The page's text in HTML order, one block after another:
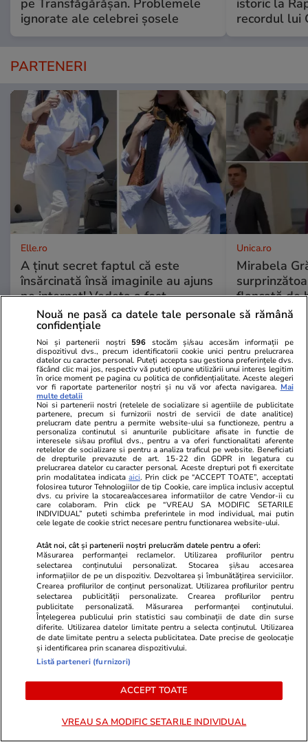
pe Transfăgărășan. Problemele
ignorate ale celebrei șosele
istoric la
recordul lui
PARTENERI
Elle.ro
A ținut secret faptul că este
însărcinată însă imaginile au ajuns
pe internet! Vedeta a fost
surprinsă pe stradă, iar burtica de
gravidă dovedește că va deveni în
curând mamă
Unica.ro
Mirabela
flancată de
aflat
MONDEN
Stiri Mondene 17:00
Schimb de replici acide între
Cătălin Botezatu și Eli Lăslean.
Designerul, acuzat că i-a folosit
brandul creatoarei de modă.
„Este atât de ipocrită”
Stiri Mondene 15:43
Gabriela Oțil a ajuns de urgență
la spital. Ce a pățit vedeta după
o ieșire cu prietenele în oraș.
„N-am avut niciodată ceva de
genul ăsta”
PARTENERI
Nouă ne pasă ca datele tale personale să rămână
confidențiale
Noi și partenerii noștri 596 stocăm și/sau accesăm informații pe
dispozitivul dvs., precum identificatorii cookie unici pentru prelucrarea
datelor cu caracter personal. Puteți accepta sau gestiona preferințele dvs.
făcând clic mai jos, respectiv vă puteți opune utilizării unui interes legitim
în orice moment pe pagina cu politica de confidențialitate. Aceste alegeri
vor fi raportate partenerilor noștri și nu vă vor afecta navigarea. Mai
multe detalii
Noi si partenerii nostri (retelele de socializare si agentiile de publicitate
partenere, precum si furnizorii nostri de servicii de date analitice)
prelucram date pentru a permite website-ului sa functioneze, pentru a
personaliza continutul si anunturile publicitare afisate in functie de
interesele si/sau profilul dvs., pentru a va oferi functionalitati aferente
retelelor de socializare si pentru a analiza traficul pe website. Beneficiati
de drepturile prevazute de art. 15-22 din GDPR in legatura cu
prelucrarea datelor cu caracter personal. Aceste drepturi pot fi exercitate
prin modalitatea indicataaici. Prin click pe “ACCEPT TOATE”, acceptati
folosirea tuturor Tehnologiilor de tip Cookie, care implica inclusiv acceptul
dvs. cu privire la stocarea/accesarea informatiilor de catre Vendor-ii cu
care colaboram. Prin click pe “VREAU SA MODIFIC SETARILE
INDIVIDUAL” puteti schimba preferintele in mod individual, mai putin
cele legate de cookie strict necesare pentru functionarea website-ului.
Atât noi, cât și partenerii noștri prelucrăm datele pentru a oferi:
Măsurarea performanței reclamelor. Utilizarea profilurilor pentru
selectarea conținutului personalizat. Stocarea și/sau accesarea
informațiilor de pe un dispozitiv. Dezvoltarea și îmbunătățirea serviciilor.
Crearea profilurilor de conținut personalizat. Utilizarea profilurilor pentru
selectarea publicității personalizate. Crearea profilurilor pentru
publicitate personalizată. Măsurarea performanței conținutului.
Înțelegerea publicului prin statistici sau combinații de date din surse
diferite. Utilizarea datelor limitate pentru a selecta conținutul. Utilizarea
de date limitate pentru a selecta publicitatea. Date precise de geolocație
și identificarea prin scanarea dispozitivului.
Listă parteneri (furnizori)
ACCEPT TOATE
VREAU SA MODIFIC SETARILE INDIVIDUAL